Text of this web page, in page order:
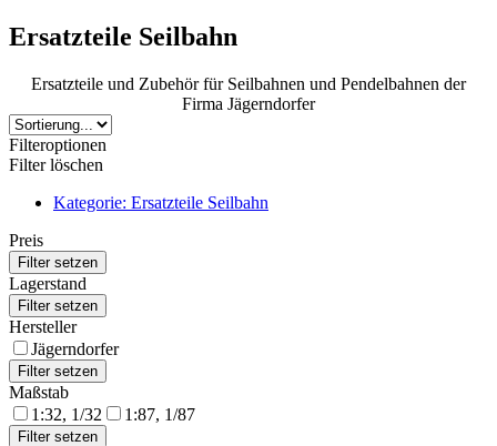
Ersatzteile Seilbahn
Ersatzteile und Zubehör für Seilbahnen und Pendelbahnen der
Firma Jägerndorfer
Filteroptionen
Filter löschen
Kategorie: Ersatzteile Seilbahn
Preis
Lagerstand
Hersteller
Jägerndorfer
Maßstab
1:32, 1/32
1:87, 1/87